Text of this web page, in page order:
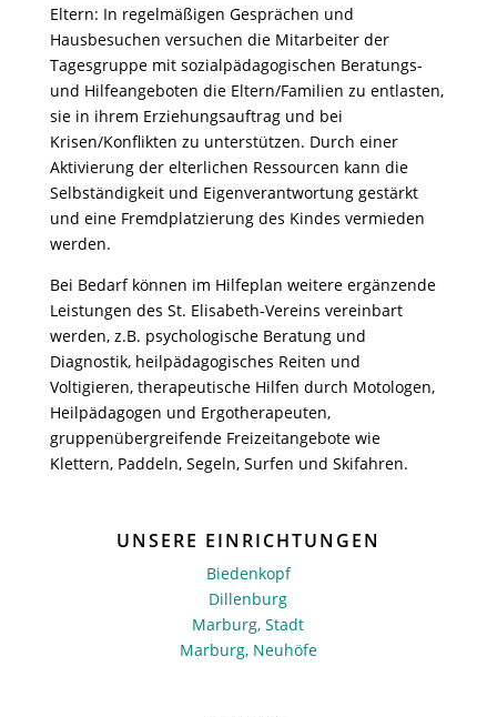
Eltern: In regelmäßigen Gesprächen und
Hausbesuchen versuchen die Mitarbeiter der
Tagesgruppe mit sozialpädagogischen Beratungs-
und Hilfeangeboten die Eltern/Familien zu entlasten,
sie in ihrem Erziehungsauftrag und bei
Krisen/Konflikten zu unterstützen. Durch einer
Aktivierung der elterlichen Ressourcen kann die
Selbständigkeit und Eigenverantwortung gestärkt
und eine Fremdplatzierung des Kindes vermieden
werden.
Bei Bedarf können im Hilfeplan weitere ergänzende
Leistungen des St. Elisabeth-Vereins vereinbart
werden, z.B. psychologische Beratung und
Diagnostik, heilpädagogisches Reiten und
Voltigieren, therapeutische Hilfen durch Motologen,
Heilpädagogen und Ergotherapeuten,
gruppenübergreifende Freizeitangebote wie
Klettern, Paddeln, Segeln, Surfen und Skifahren.
UNSERE EINRICHTUNGEN
Biedenkopf
Dillenburg
Marburg, Stadt
Marburg, Neuhöfe